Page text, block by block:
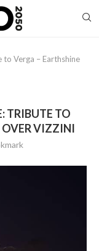
Verga – Earthshine
TRIBUTE TO
OVER VIZZINI